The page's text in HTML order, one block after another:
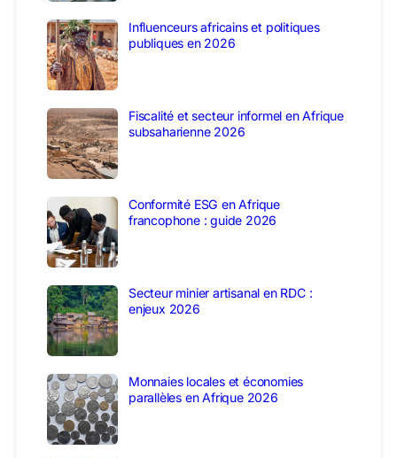
Influenceurs africains et politiques
publiques en 2026
Fiscalité et secteur informel en Afrique
subsaharienne 2026
Conformité ESG en Afrique
francophone : guide 2026
Secteur minier artisanal en RDC :
enjeux 2026
Monnaies locales et économies
parallèles en Afrique 2026